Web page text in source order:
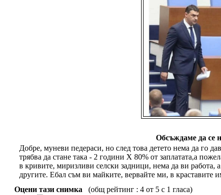
Обсъждаме да се
Добре, муневи педераси, но след това детето нема да го
трябва да стане така - 2 години Х 80% от заплатата,а
в кривите, миризливи селски задници, нема да ви работа,
другите. Ебал съм ви майките, вервайте ми, в краставите
Оцени тази снимка
(общ рейтинг : 4 от 5 с 1 гласа)